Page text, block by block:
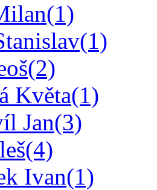
(1)
(1)
(2)
Květa(1)
Jan(3)
(4)
Ivan(1)